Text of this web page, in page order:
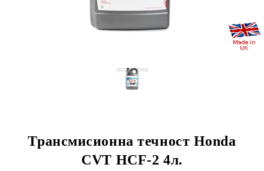
Трансмисионна течност Honda
CVT HCF-2 4л.